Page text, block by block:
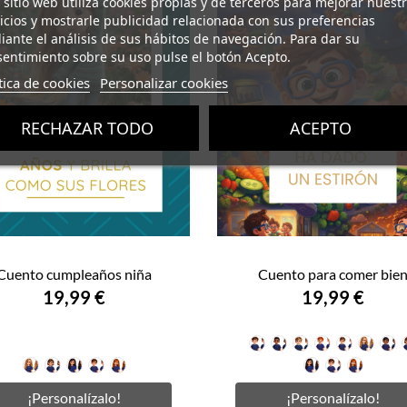
cumpleaños niña
19,99 €
Niña
rubia
Niña
pelo
Niña
morena
Niña
pelo
Niña
pelirroja
¡Personalízalo!
Cuento para comer bien
19,99 €
Niño
castaño
Niño
moreno
Niño
pelo
rubio
Niño
pelirrojo
Niño
con
gafascon
Niña
morena
Niña
pelo
Niña
¡Personalízalo!
y mostrarle publicidad relacionada con sus preferencias
el análisis de sus hábitos de navegación. Para dar su
sobre su uso pulse el botón Acepto.
de cookies Personalizar cookies
RECHAZAR TODO ACEPTO